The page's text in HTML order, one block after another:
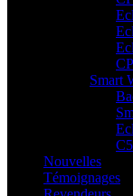
Smart
Nouvelles
Témoignages